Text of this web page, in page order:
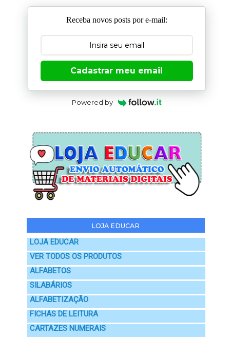
Receba novos posts por e-mail:
Cadastrar meu email
Powered by
LOJA EDUCAR
LOJA EDUCAR
VER TODOS OS PRODUTOS
ALFABETOS
SILABÁRIOS
ALFABETIZAÇÃO
FICHAS DE LEITURA
CARTAZES NUMERAIS